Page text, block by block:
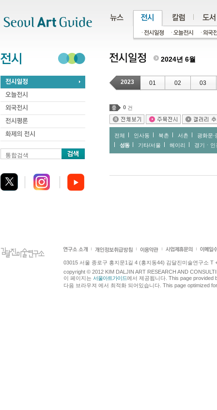
통합검색
2024년 6월
2023 01 02 03
0 건
전체 인사동 북촌 서촌
광화문∙
성동
기타/서울 헤이리 경기ㆍ인
03015 서울 종로구 홍지문1길 4 (홍지동44) 김달진미술연구소 T
copyright © 2012 KIM DALJIN ART RESEARCH AND
이 페이지는 서울아트가이드에서 제공됩니다. This page provided
다음 브라우져 에서 최적화 되어있습니다. This page optimized